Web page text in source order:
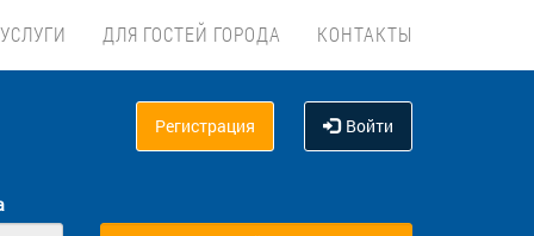
УСЛУГИ ДЛЯ ГОСТЕЙ ГОРОДА КОНТАКТЫ
Регистрация Войти